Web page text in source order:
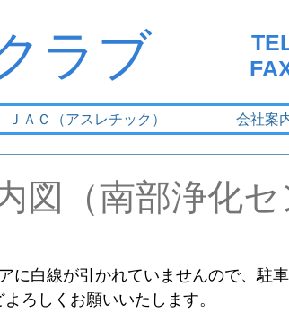
ラブ
ＪＡＣ（アスレチック） 会社案
図（南部浄化セ
に白線が引かれていませんので、駐
ろしくお願いいたします。